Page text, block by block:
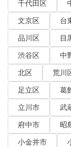
千代田区
文京区
台
品川区
目
渋谷区
中
北区
荒川
足立区
葛
立川市
武
府中市
昭
小金井市